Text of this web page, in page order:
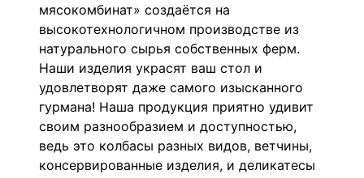
мясокомбинат» создаётся на
высокотехнологичном производстве из
натурального сырья собственных ферм.
Наши изделия украсят ваш стол и
удовлетворят даже самого изысканного
гурмана! Наша продукция приятно удивит
своим разнообразием и доступностью,
ведь это колбасы разных видов, ветчины,
консервированные изделия, и деликатесы